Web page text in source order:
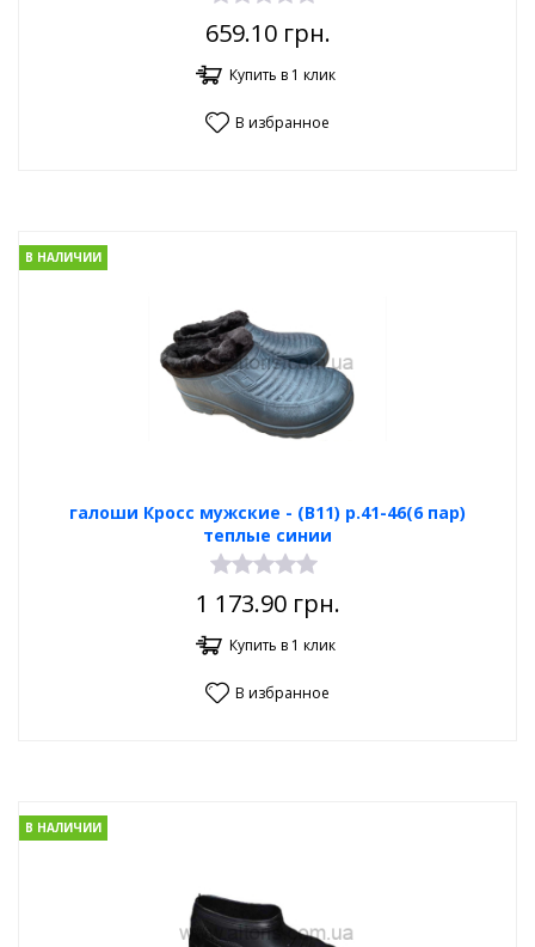
659.10грн.
Купить в 1 клик
В избранное
галоши Кросс мужские - (В11) р.41-46(6 пар)
теплые синии
В НАЛИЧИИ
1 173.90грн.
Купить в 1 клик
В избранное
В НАЛИЧИИ